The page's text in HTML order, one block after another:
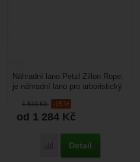
1 510Kč -15 %
od 1 284 Kč
Porovnat
Detail
Náhradní lano Petzl Zillon Rope:
je náhradní lano pro arboristický
Zillon. Lano...